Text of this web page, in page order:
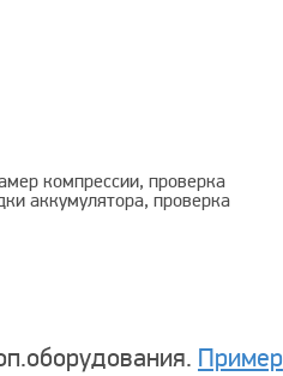
компрессии, проверка
аккумулятора, проверка
Пример